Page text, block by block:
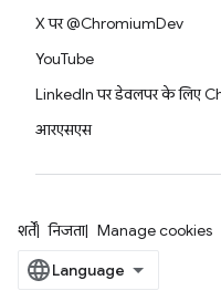
X पर @ChromiumDev
YouTube
LinkedIn पर डेवलपर के लिए
आरएसएस
शर्तें निजता Manage cookies